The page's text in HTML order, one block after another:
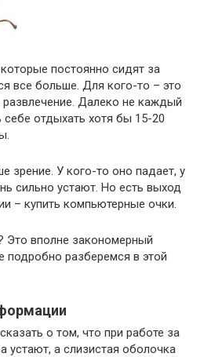
постоянно сидят за
все больше. Для кого-то – это
Далеко не каждый
отдыхать хотя бы 15-20
зрение. У кого-то оно падает, у
сильно устают. Но есть выход
– купить компьютерные очки.
Это вполне закономерный
подробно разберемся в этой
о том, что при работе за
устают, а слизистая оболочка